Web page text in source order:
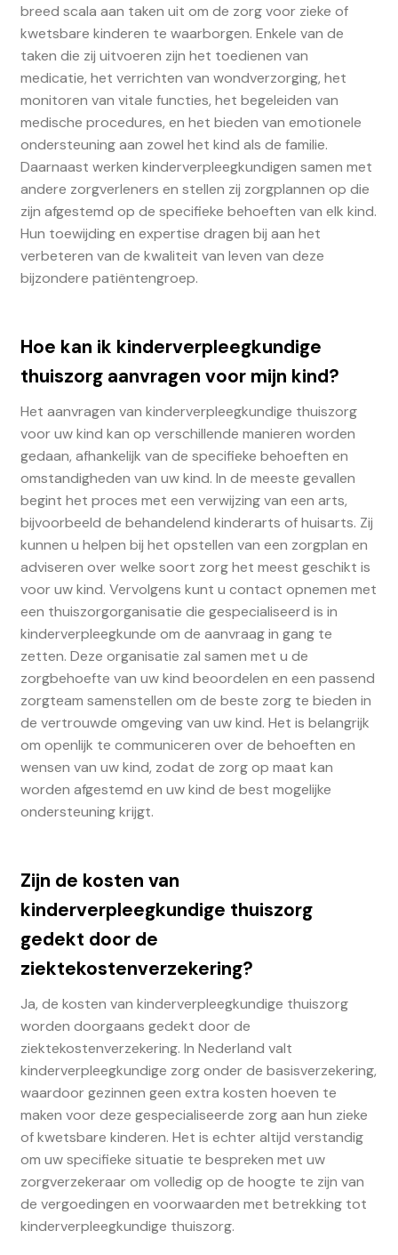
breed scala aan taken uit om de zorg voor zieke of
kwetsbare kinderen te waarborgen. Enkele van de
taken die zij uitvoeren zijn het toedienen van
medicatie, het verrichten van wondverzorging, het
monitoren van vitale functies, het begeleiden van
medische procedures, en het bieden van emotionele
ondersteuning aan zowel het kind als de familie.
Daarnaast werken kinderverpleegkundigen samen met
andere zorgverleners en stellen zij zorgplannen op die
zijn afgestemd op de specifieke behoeften van elk kind.
Hun toewijding en expertise dragen bij aan het
verbeteren van de kwaliteit van leven van deze
bijzondere patiëntengroep.
Hoe kan ik kinderverpleegkundige
thuiszorg aanvragen voor mijn kind?
Het aanvragen van kinderverpleegkundige thuiszorg
voor uw kind kan op verschillende manieren worden
gedaan, afhankelijk van de specifieke behoeften en
omstandigheden van uw kind. In de meeste gevallen
begint het proces met een verwijzing van een arts,
bijvoorbeeld de behandelend kinderarts of huisarts. Zij
kunnen u helpen bij het opstellen van een zorgplan en
adviseren over welke soort zorg het meest geschikt is
voor uw kind. Vervolgens kunt u contact opnemen met
een thuiszorgorganisatie die gespecialiseerd is in
kinderverpleegkunde om de aanvraag in gang te
zetten. Deze organisatie zal samen met u de
zorgbehoefte van uw kind beoordelen en een passend
zorgteam samenstellen om de beste zorg te bieden in
de vertrouwde omgeving van uw kind. Het is belangrijk
om openlijk te communiceren over de behoeften en
wensen van uw kind, zodat de zorg op maat kan
worden afgestemd en uw kind de best mogelijke
ondersteuning krijgt.
Zijn de kosten van
kinderverpleegkundige thuiszorg
gedekt door de
ziektekostenverzekering?
Ja, de kosten van kinderverpleegkundige thuiszorg
worden doorgaans gedekt door de
ziektekostenverzekering. In Nederland valt
kinderverpleegkundige zorg onder de basisverzekering,
waardoor gezinnen geen extra kosten hoeven te
maken voor deze gespecialiseerde zorg aan hun zieke
of kwetsbare kinderen. Het is echter altijd verstandig
om uw specifieke situatie te bespreken met uw
zorgverzekeraar om volledig op de hoogte te zijn van
de vergoedingen en voorwaarden met betrekking tot
kinderverpleegkundige thuiszorg.